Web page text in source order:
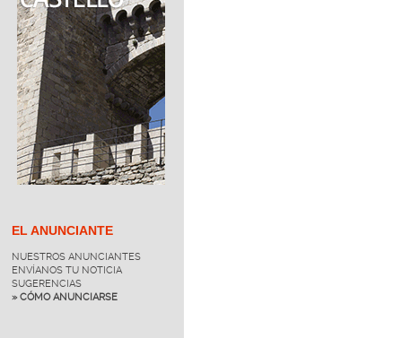
EL ANUNCIANTE
NUESTROS ANUNCIANTES
ENVÍANOS TU NOTICIA
SUGERENCIAS
» CÓMO ANUNCIARSE